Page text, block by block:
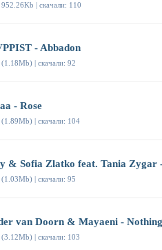
| 952.26Kb | скачали: 110
- Abbadon
| (1.18Mb) | скачали: 92
- Rose
| (1.89Mb) | скачали: 104
& Sofia Zlatko feat. Tania Zygar
| (1.03Mb) | скачали: 95
van Doorn & Mayaeni -
| (3.12Mb) | скачали: 103